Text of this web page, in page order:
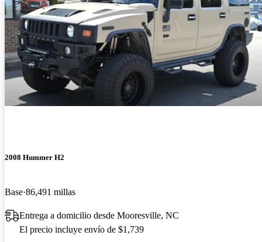
2008 Hummer H2
Base 86,491 millas
Entrega a domicilio desde Mooresville, NC
El precio incluye envío de $1,739